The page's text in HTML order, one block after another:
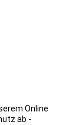
Online
ab -